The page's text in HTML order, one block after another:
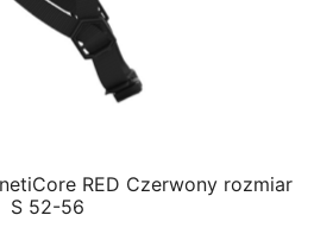
RED Czerwony rozmiar
S 52-56